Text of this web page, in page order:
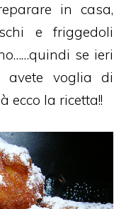
in casa,
e friggedoli
se ieri
voglia di
ecco la ricetta!!